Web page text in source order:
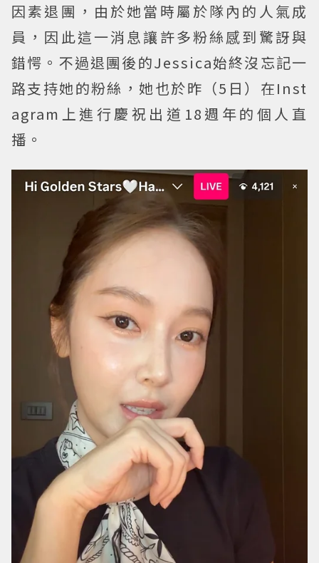
因素退團，由於她當時屬於隊內的人氣成
員，因此這一消息讓許多粉絲感到驚訝與
錯愕。不過退團後的Jessica始終沒忘記一
路支持她的粉絲，她也於昨（5日）在Inst
agram上進行慶祝出道18週年的個人直
播。